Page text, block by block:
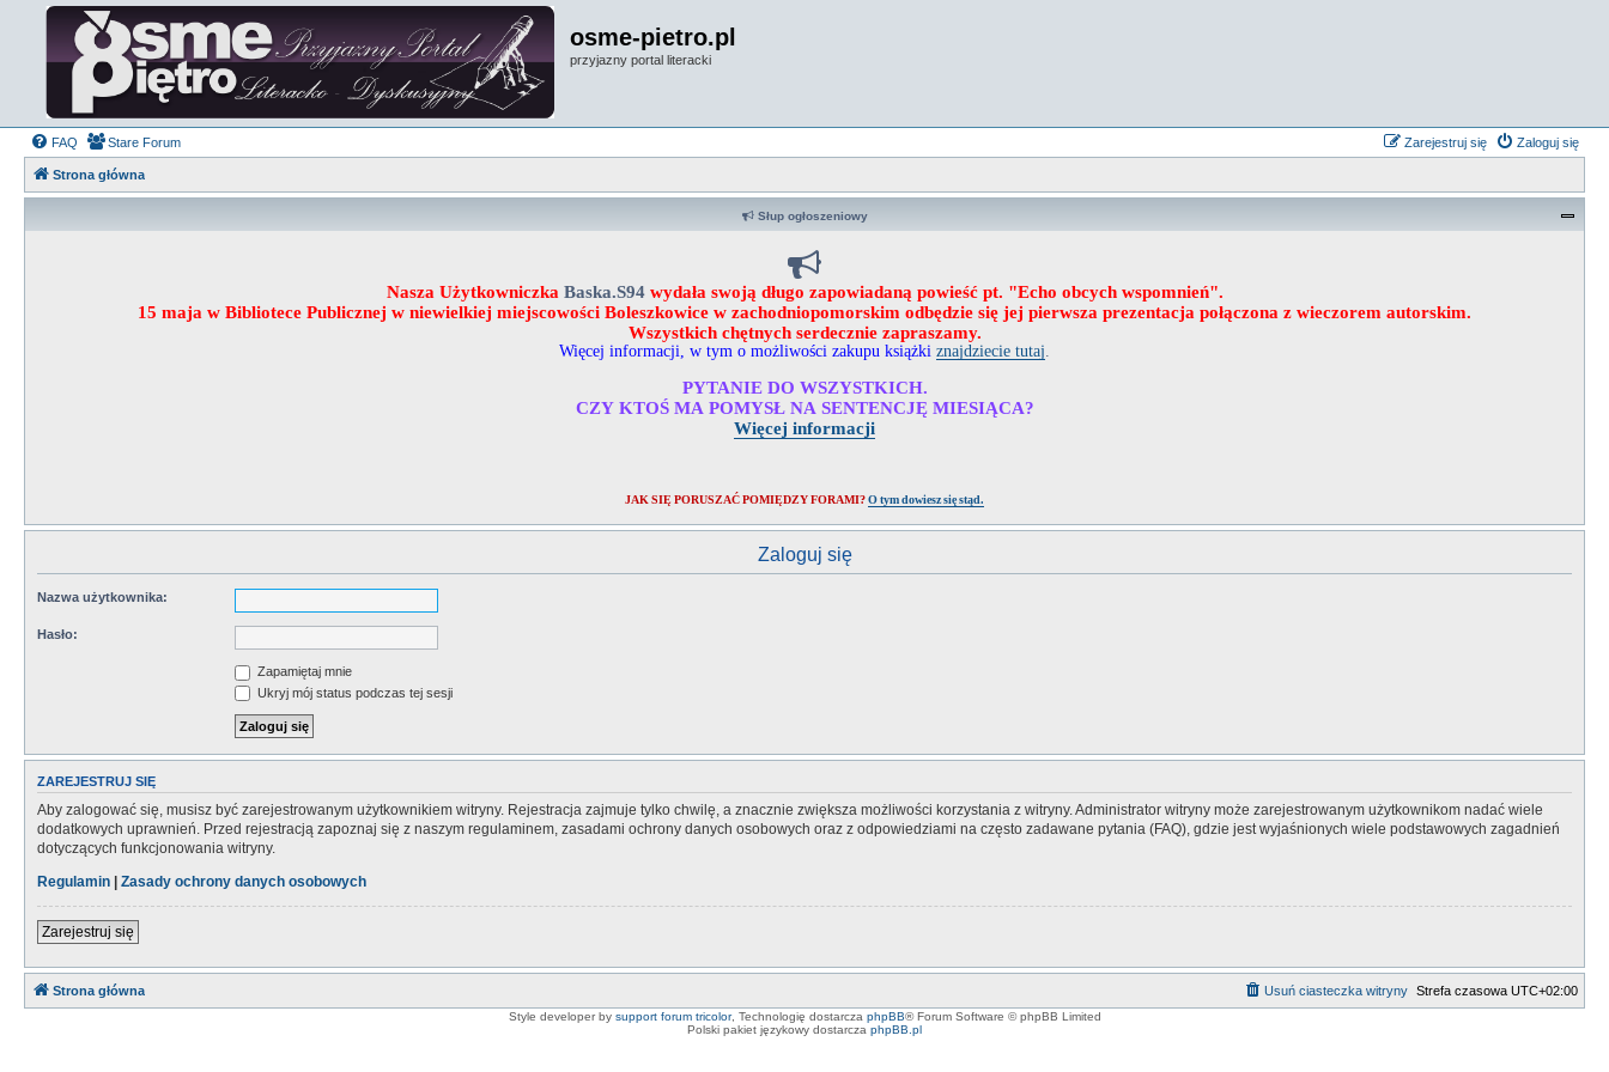
osme-pietro.pl
przyjazny portal literacki
FAQ Zaloguj się
Zarejestruj się
Stare Forum
Strona główna
Słup ogłoszeniowy
Nasza Użytkowniczka Baska.S94 wydała swoją długo zapowiadaną powieść pt. "Echo obcych wspomnień".
15 maja w Bibliotece Publicznej w niewielkiej miejscowości Boleszkowice w zachodniopomorskim odbędzie się jej pierwsza prezentacja połączona z wieczorem autorskim.
Wszystkich chętnych serdecznie zapraszamy.
Więcej informacji, w tym o możliwości zakupu książki znajdziecie tutaj
PYTANIE DO WSZYSTKICH.
CZY KTOŚ MA POMYSŁ NA SENTENCJĘ MIESIĄCA?
Więcej informacji
JAK SIĘ PORUSZAĆ POMIĘDZY FORAMI? O tym dowiesz się stąd.
Zaloguj się
Nazwa użytkownika:
Hasło:
Zapamiętaj mnie
Ukryj mój status podczas tej sesji
ZAREJESTRUJ SIĘ
Aby zalogować się, musisz być zarejestrowanym użytkownikiem witryny. Rejestracja zajmuje tylko chwilę, a znacznie zwiększa możliwości korzystania z witryny. Administrator witryny może zarejestrowanym użytkownikom nadać wiele
dodatkowych uprawnień. Przed rejestracją zapoznaj się z naszym regulaminem, zasadami ochrony danych osobowych oraz z odpowiedziami na często zadawane pytania (FAQ), gdzie jest wyjaśnionych wiele podstawowych zagadnień
dotyczących funkcjonowania witryny.
Regulamin | Zasady ochrony danych osobowych
Zarejestruj się
Strona główna Strefa czasowa UTC+02:00
Usuń ciasteczka witryny
Style developer by support forum tricolor, Technologię dostarcza phpBB® Forum Software © phpBB Limited
Polski pakiet językowy dostarcza phpBB.pl